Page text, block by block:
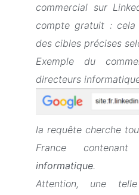
commercial sur
compte gratuit : cela
des cibles précises
Exemple du
directeurs
la requête cherche
France
informatique.
Attention, une